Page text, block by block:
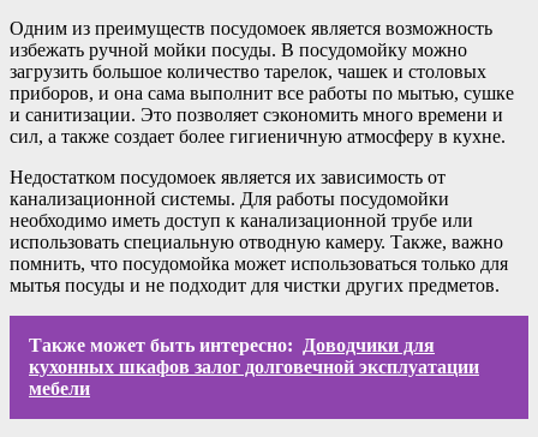
Одним из преимуществ посудомоек является возможность
избежать ручной мойки посуды. В посудомойку можно
загрузить большое количество тарелок, чашек и столовых
приборов, и она сама выполнит все работы по мытью, сушке
и санитизации. Это позволяет сэкономить много времени и
сил, а также создает более гигиеничную атмосферу в кухне.
Недостатком посудомоек является их зависимость от
канализационной системы. Для работы посудомойки
необходимо иметь доступ к канализационной трубе или
использовать специальную отводную камеру. Также, важно
помнить, что посудомойка может использоваться только для
мытья посуды и не подходит для чистки других предметов.
Также может быть интересно:
Доводчики для
кухонных шкафов залог долговечной эксплуатации
мебели